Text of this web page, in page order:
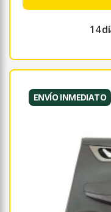
14
ENVÍO INMEDIATO